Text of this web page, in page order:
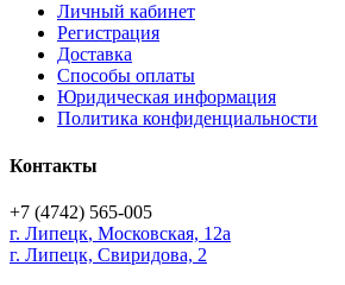
Личный кабинет
Регистрация
Доставка
Способы оплаты
Юридическая информация
Политика конфиденциальности
Контакты
+7 (4742) 565-005
г. Липецк, Московская, 12а
г. Липецк, Свиридова, 2